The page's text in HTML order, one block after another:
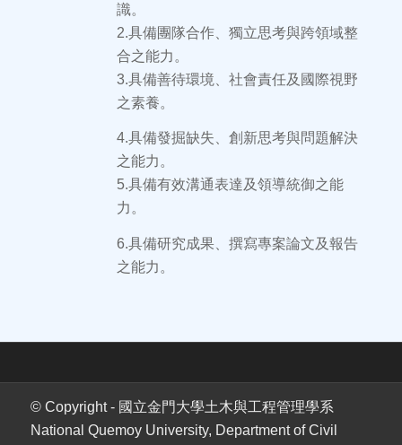
識。
2.具備團隊合作、獨立思考與跨領域整
合之能力。
3.具備善待環境、社會責任及國際視野
之素養。
4.具備發掘缺失、創新思考與問題解決
之能力。
5.具備有效溝通表達及領導統御之能
力。
6.具備研究成果、撰寫專案論文及報告
之能力。
© Copyright - 國立金門大學土木與工程管理學系
National Quemoy University, Department of Civil